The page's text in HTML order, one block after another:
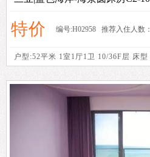
特价 编号:H02958 推荐入住人数
户型:52平米 1室1厅1卫 10/36F层 床